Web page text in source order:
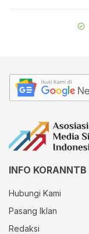
INFO KORANNTB
Hubungi Kami
Pasang Iklan
Redaksi